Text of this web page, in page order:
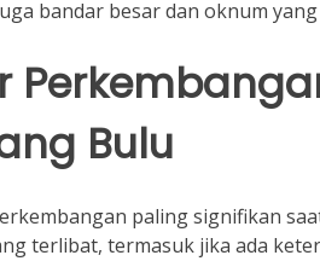
bandar besar dan oknum
Bulu
paling signifikan
terlibat, termasuk jika ada